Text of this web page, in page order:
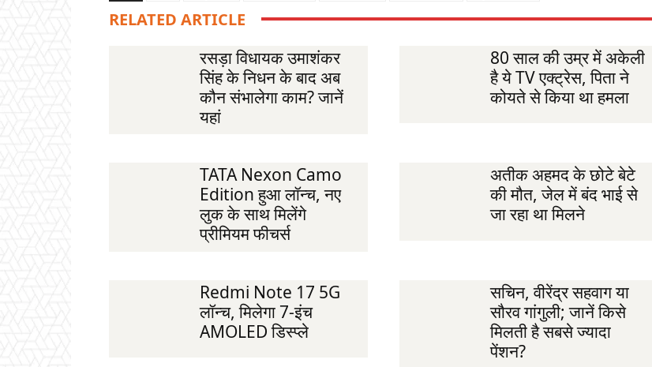
RELATED ARTICLE
रसड़ा विधायक उमाशंकर
सिंह के निधन के बाद अब
कौन संभालेगा काम? जानें
यहां
80 साल की उम्र में अकेली
है ये TV एक्ट्रेस, पिता ने
कोयते से किया था हमला
TATA Nexon Camo
Edition हुआ लॉन्च, नए
लुक के साथ मिलेंगे
प्रीमियम फीचर्स
अतीक अहमद के छोटे बेटे
की मौत, जेल में बंद भाई से
जा रहा था मिलने
Redmi Note 17 5G
लॉन्च, मिलेगा 7-इंच
AMOLED डिस्प्ले
सचिन, वीरेंद्र सहवाग या
सौरव गांगुली; जानें किसे
मिलती है सबसे ज्यादा
पेंशन?